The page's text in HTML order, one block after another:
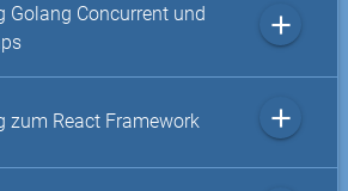
Golang Concurrent und
add
zum React Framework add